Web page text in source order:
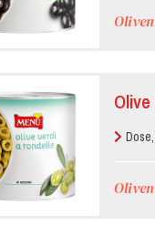
Oliven
Oliven